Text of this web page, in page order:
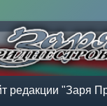
редакции "Заря